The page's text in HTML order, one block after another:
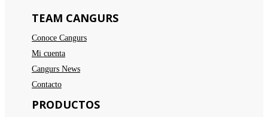
TEAM CANGURS
Conoce Cangurs
Mi cuenta
Cangurs News
Contacto
PRODUCTOS